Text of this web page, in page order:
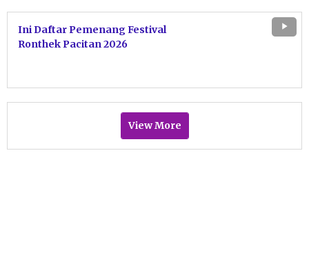
Ini Daftar Pemenang Festival
Ronthek Pacitan 2026
View More